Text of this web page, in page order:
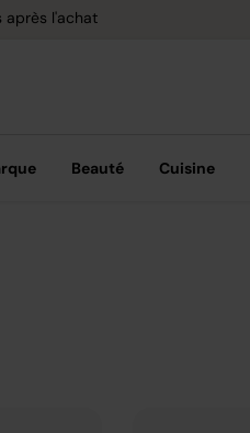
après l'achat
Beauté Cuisine